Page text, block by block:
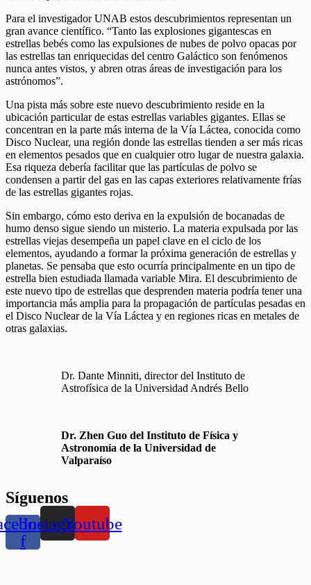
Para el investigador UNAB estos descubrimientos representan un
gran avance científico. “Tanto las explosiones gigantescas en
estrellas bebés como las expulsiones de nubes de polvo opacas por
las estrellas tan enriquecidas del centro Galáctico son fenómenos
nunca antes vistos, y abren otras áreas de investigación para los
astrónomos”.
Una pista más sobre este nuevo descubrimiento reside en la
ubicación particular de estas estrellas variables gigantes. Ellas se
concentran en la parte más interna de la Vía Láctea, conocida como
Disco Nuclear, una región donde las estrellas tienden a ser más ricas
en elementos pesados que en cualquier otro lugar de nuestra galaxia.
Esa riqueza debería facilitar que las partículas de polvo se
condensen a partir del gas en las capas exteriores relativamente frías
de las estrellas gigantes rojas.
Sin embargo, cómo esto deriva en la expulsión de bocanadas de
humo denso sigue siendo un misterio. La materia expulsada por las
estrellas viejas desempeña un papel clave en el ciclo de los
elementos, ayudando a formar la próxima generación de estrellas y
planetas. Se pensaba que esto ocurría principalmente en un tipo de
estrella bien estudiada llamada variable Mira. El descubrimiento de
este nuevo tipo de estrellas que desprenden materia podría tener una
importancia más amplia para la propagación de partículas pesadas en
el Disco Nuclear de la Vía Láctea y en regiones ricas en metales de
otras galaxias.
Dr. Dante Minniti, director del Instituto de
Astrofísica de la Universidad Andrés Bello
Dr. Zhen Guo del Instituto de Física y
Astronomía de la Universidad de
Valparaíso
Síguenos
f
InstagramYoutube